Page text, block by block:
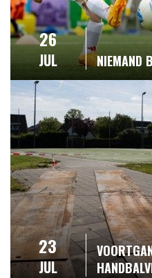
26
JUL NIEMAND
23
JUL